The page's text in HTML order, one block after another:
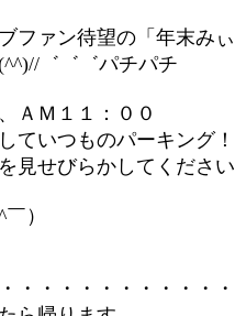
ファン待望の「年末み
゛゛゛パチパチ
ＡＭ１１：００
ていつものパーキング
見せびらかしてくださ
）
・・・・・・・・・